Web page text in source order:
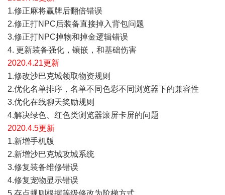
1.修正麻将赢牌后翻倍错误
2.修正打NPC后装备直接掉入背包问题
3.修正打NPC掉物和掉金逻辑错误
4. 更新装备强化，镶嵌，和基础伤害
2020.4.21更新
1.修改沙巴克城领取物资规则
2.优化名单排序，名单不同色彩不同浏览器下的兼容性
3.优化在线聊天奖励规则
4.解决绿色、红色类浏览器滚屏卡屏的问题
2020.4.5更新
1.新增手机版
2.新增沙巴克城攻城系统
3.修复装备维修错误
4.修复宠物显示错误
5.存点规则根据等级修改为阶梯方式